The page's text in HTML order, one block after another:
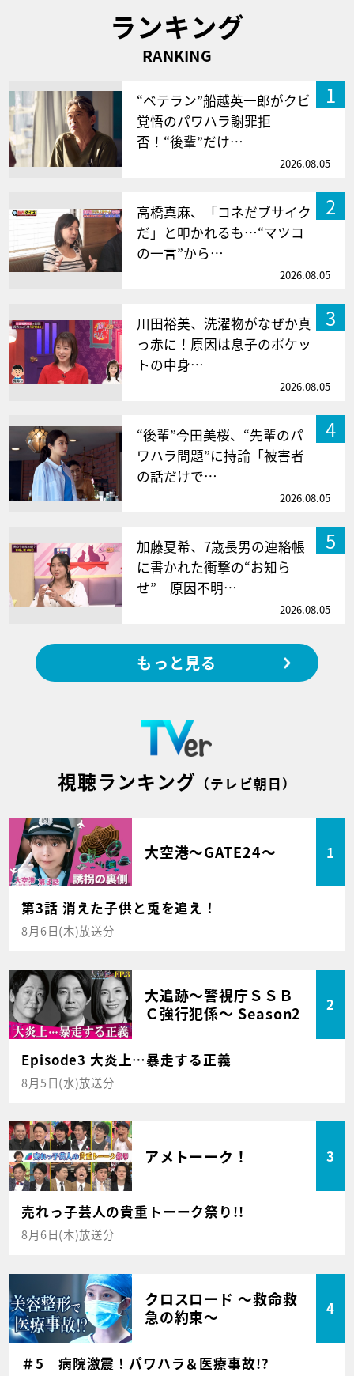
ランキング
RANKING
1
“ベテラン”船越英一郎がクビ
覚悟のパワハラ謝罪拒
否！“後輩”だけ…
2026.08.05
2
高橋真麻、「コネだブサイク
だ」と叩かれるも…“マツコ
の一言”から…
2026.08.05
3
川田裕美、洗濯物がなぜか真
っ赤に！原因は息子のポケッ
トの中身…
2026.08.05
4
“後輩”今田美桜、“先輩のパ
ワハラ問題”に持論「被害者
の話だけで…
2026.08.05
5
加藤夏希、7歳長男の連絡帳
に書かれた衝撃の“お知ら
せ” 原因不明…
2026.08.05
もっと見る
視聴ランキング （テレビ朝日）
大空港～GATE24～ 1
第3話 消えた子供と兎を追え！
8月6日(木)放送分
大追跡～警視庁ＳＳＢ
Ｃ強行犯係～ Season2
2
Episode3 大炎上…暴走する正義
8月5日(水)放送分
アメトーーク！ 3
売れっ子芸人の貴重トーーク祭り!!
8月6日(木)放送分
クロスロード ～救命救
急の約束～
4
＃5 病院激震！パワハラ＆医療事故!?